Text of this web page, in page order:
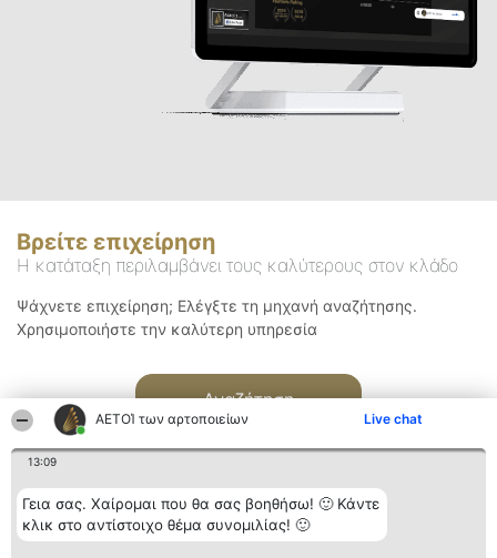
ΑΕΤΟΊ των αρτοποιείων Live chat
13:09
Γεια σας. Χαίρομαι που θα σας βοηθήσω! 🙂 Κάντε
κλικ στο αντίστοιχο θέμα συνομιλίας! 🙂
Βρείτε επιχείρηση
Η κατάταξη περιλαμβάνει τους καλύτερους στον κλάδο
Ψάχνετε επιχείρηση; Ελέγξτε τη μηχανή αναζήτησης.
Χρησιμοποιήστε την καλύτερη υπηρεσία
Αναζήτηση